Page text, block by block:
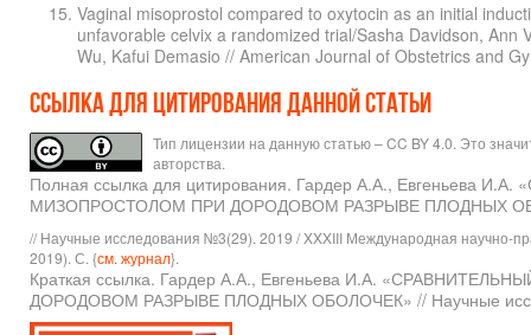
Vaginal misoprostol compared to oxytocin as an initial
unfavorable celvix a randomized trial/Sasha Davidson, Ann
Wu, Kafui Demasio // American Journal of Obstetrics and
Ссылка для цитирования данной статьи
Тип лицензии на данную статью – CC BY 4.0. Это
авторства.
Полная ссылка для цитирования. Гардер А.А.,
МИЗОПРОСТОЛОМ ПРИ ДОРОДОВОМ РАЗРЫВЕ ПЛОДНЫХ
// Научные исследования №3(29). 2019 / XXXIII Международная научно-
2019). С. {см. журнал}.
Краткая ссылка. Гардер А.А., Евгеньева И.А.
ДОРОДОВОМ РАЗРЫВЕ ПЛОДНЫХ ОБОЛОЧЕК» // Научные